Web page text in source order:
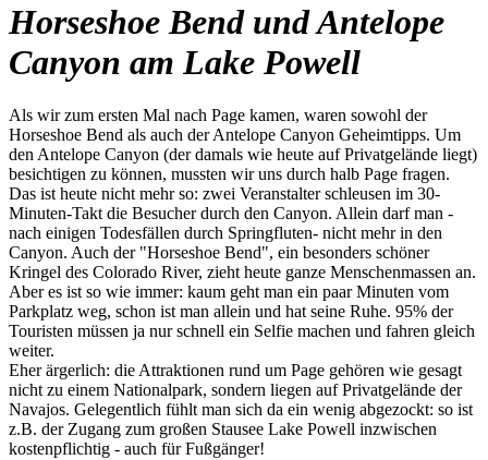
Horseshoe Bend und Antelope
Canyon am Lake Powell
Als wir zum ersten Mal nach Page kamen, waren sowohl der
Horseshoe Bend als auch der Antelope Canyon Geheimtipps. Um
den Antelope Canyon (der damals wie heute auf Privatgelände liegt)
besichtigen zu können, mussten wir uns durch halb Page fragen.
Das ist heute nicht mehr so: zwei Veranstalter schleusen im 30-
Minuten-Takt die Besucher durch den Canyon. Allein darf man -
nach einigen Todesfällen durch Springfluten- nicht mehr in den
Canyon. Auch der "Horseshoe Bend", ein besonders schöner
Kringel des Colorado River, zieht heute ganze Menschenmassen an.
Aber es ist so wie immer: kaum geht man ein paar Minuten vom
Parkplatz weg, schon ist man allein und hat seine Ruhe. 95% der
Touristen müssen ja nur schnell ein Selfie machen und fahren gleich
weiter.
Eher ärgerlich: die Attraktionen rund um Page gehören wie gesagt
nicht zu einem Nationalpark, sondern liegen auf Privatgelände der
Navajos. Gelegentlich fühlt man sich da ein wenig abgezockt: so ist
z.B. der Zugang zum großen Stausee Lake Powell inzwischen
kostenpflichtig - auch für Fußgänger!